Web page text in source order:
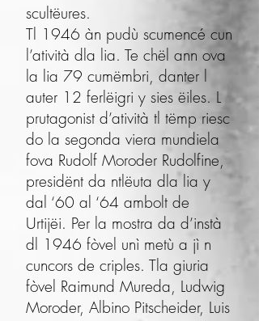
scultëures.
Tl 1946 àn pudù scumencé cun
l’atività dla lia. Te chël ann ova
la lia 79 cumëm­bri, danter l
auter 12 ferlëigri y sies ëiles. L
prutagonist d’atività tl tëmp riesc
do la segonda viera mundiela
fova Rudolf Moroder Rudolfine,
presidënt da ntlëu­ta dla lia y
dal ‘60 al ‘64 ambolt de
Urtijëi. Per la mostra da d’instà
dl 1946 fòvel unì metù a jì n
cuncors de criples. Tla giuria
fòvel Raimund Mureda, Ludwig
Moroder, Albino Pitscheider, Luis